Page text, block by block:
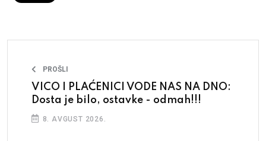
PROŠLI
VICO I PLAĆENICI VODE NAS NA DNO:
Dosta je bilo, ostavke - odmah!!!
8. AVGUST 2026.